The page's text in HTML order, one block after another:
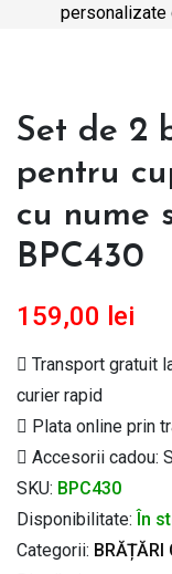
personalizate
Set de 2
pentru
cu nume
BPC430
159,00 lei
Transport gratuit
curier rapid
Plata online prin
Accesorii cadou:
SKU: BPC430
Disponibilitate: În
Categorii: